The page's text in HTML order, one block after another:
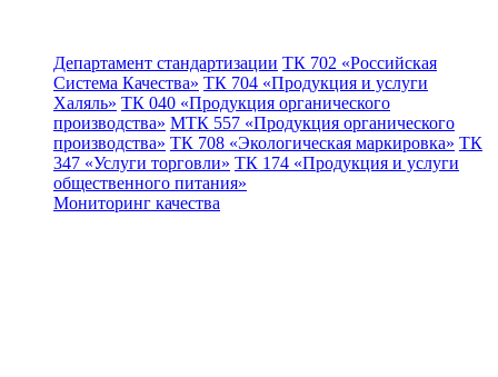
Департамент стандартизации ТК 702 «Российская
Система Качества» ТК 704 «Продукция и услуги
Халяль» ТК 040 «Продукция органического
производства» МТК 557 «Продукция органического
производства» ТК 708 «Экологическая маркировка» ТК
347 «Услуги торговли» ТК 174 «Продукция и услуги
общественного питания»
Мониторинг качества